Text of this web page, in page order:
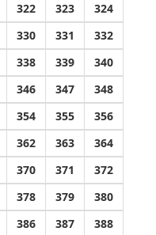
322 323
324
330 331
332
338 339
340
346 347
348
354 355
356
362 363
364
370 371
372
378 379
380
386 387
388